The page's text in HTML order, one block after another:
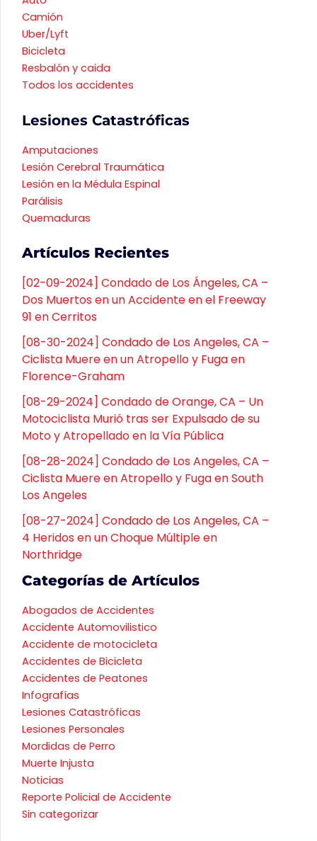
Camión
Uber/Lyft
Bicicleta
Resbalón y caida
Todos los accidentes
Lesiones Catastróficas
Amputaciones
Lesión Cerebral Traumática
Lesión en la Médula Espinal
Parálisis
Quemaduras
Artículos Recientes
[02-09-2024] Condado de Los Ángeles, CA –
Dos Muertos en un Accidente en el Freeway
91 en Cerritos
[08-30-2024] Condado de Los Angeles, CA –
Ciclista Muere en un Atropello y Fuga en
Florence-Graham
[08-29-2024] Condado de Orange, CA – Un
Motociclista Murió tras ser Expulsado de su
Moto y Atropellado en la Vía Pública
[08-28-2024] Condado de Los Angeles, CA –
Ciclista Muere en Atropello y Fuga en South
Los Angeles
[08-27-2024] Condado de Los Angeles, CA –
4 Heridos en un Choque Múltiple en
Northridge
Categorías de Artículos
Abogados de Accidentes
Accidente Automovilistico
Accidente de motocicleta
Accidentes de Bicicleta
Accidentes de Peatones
Infografías
Lesiones Catastróficas
Lesiones Personales
Mordidas de Perro
Muerte Injusta
Noticias
Reporte Policial de Accidente
Sin categorizar